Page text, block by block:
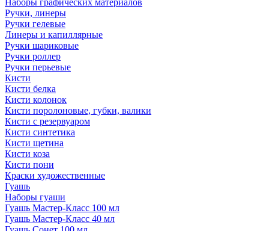
Наборы графических материалов
Ручки, линеры
Ручки гелевые
Линеры и капиллярные
Ручки шариковые
Ручки роллер
Ручки перьевые
Кисти
Кисти белка
Кисти колонок
Кисти поролоновые, губки, валики
Кисти с резервуаром
Кисти синтетика
Кисти щетина
Кисти коза
Кисти пони
Краски художественные
Гуашь
Наборы гуаши
Гуашь Мастер-Класс 100 мл
Гуашь Мастер-Класс 40 мл